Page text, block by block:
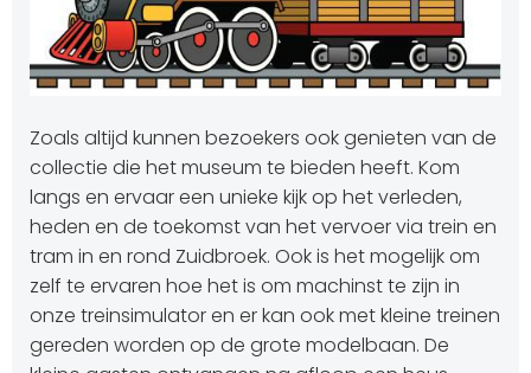
Zoals altijd kunnen bezoekers ook genieten van de
collectie die het museum te bieden heeft. Kom
langs en ervaar een unieke kijk op het verleden,
heden en de toekomst van het vervoer via trein en
tram in en rond Zuidbroek. Ook is het mogelijk om
zelf te ervaren hoe het is om machinst te zijn in
onze treinsimulator en er kan ook met kleine treinen
gereden worden op de grote modelbaan. De